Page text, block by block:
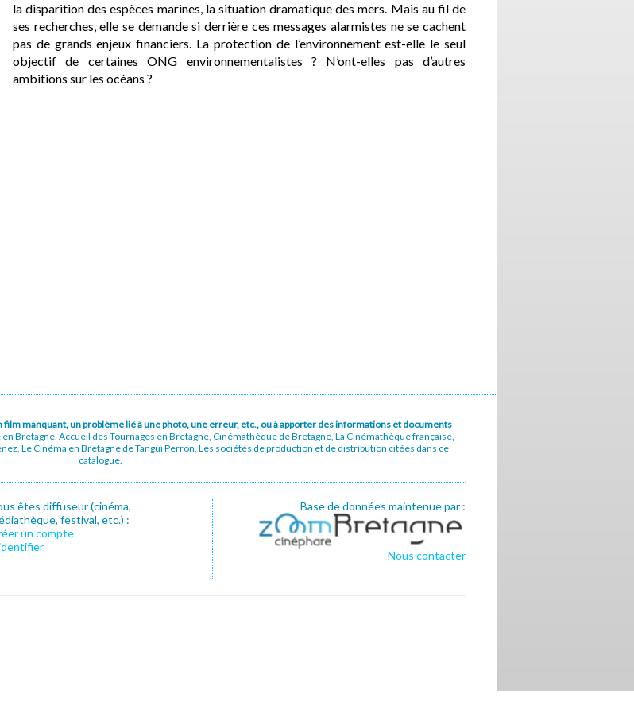
la disparition des espèces marines, la situation dramatique des mers. Mais au fil de
ses recherches, elle se demande si derrière ces messages alarmistes ne se cachent
pas de grands enjeux financiers. La protection de l’environnement est-elle le seul
objectif de certaines ONG environnementalistes ? N’ont-elles pas d’autres
ambitions sur les océans ?
film manquant, un problème lié à une photo, une erreur, etc., ou à apporter des informations et documents
Bretagne, Accueil des Tournages en Bretagne, Cinémathèque de Bretagne, La Cinémathèque française,
Le Cinéma en Bretagne de Tangui Perron, Les sociétés de production et de distribution citées dans ce
catalogue.
êtes diffuseur (cinéma,
festival, etc.) :
un compte
Base de données maintenue par :
Nous contacter